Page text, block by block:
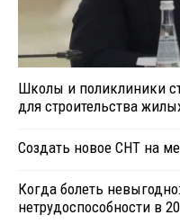
Школы и поликлиники
для строительства
Создать новое СНТ на
Когда болеть
нетрудоспособности в